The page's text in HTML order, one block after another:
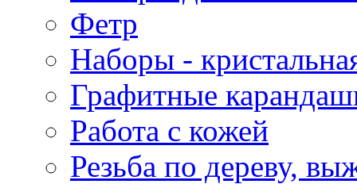
Фетр
Наборы -
Графитные
Работа с кожей
Резьба по дереву,